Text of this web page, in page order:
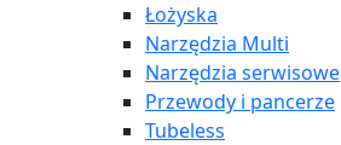
Łożyska
Narzędzia Multi
Narzędzia serwisowe
Przewody i pancerze
Tubeless